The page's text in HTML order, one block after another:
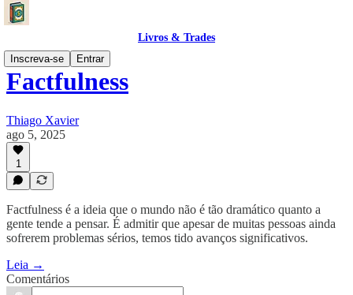
Livros & Trades
Inscreva-se
Entrar
Factfulness
Thiago Xavier
ago 5, 2025
1
Factfulness é a ideia que o mundo não é tão dramático quanto a
gente tende a pensar. É admitir que apesar de muitas pessoas ainda
sofrerem problemas sérios, temos tido avanços significativos.
Leia →
Comentários